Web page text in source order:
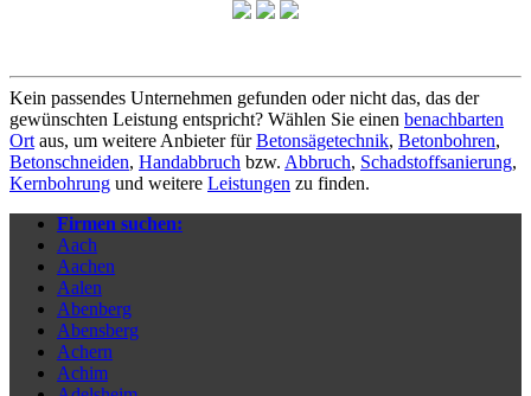
Kein passendes Unternehmen gefunden oder nicht das, das der
gewünschten Leistung entspricht? Wählen Sie einen benachbarten
Ort aus, um weitere Anbieter fürBetonsägetechnik, Betonbohren,
Betonschneiden, Handabbruch bzw. Abbruch, Schadstoffsanierung,
Kernbohrung und weitere Leistungen zu finden.
Firmen suchen:
Aach
Aachen
Aalen
Abenberg
Abensberg
Achern
Achim